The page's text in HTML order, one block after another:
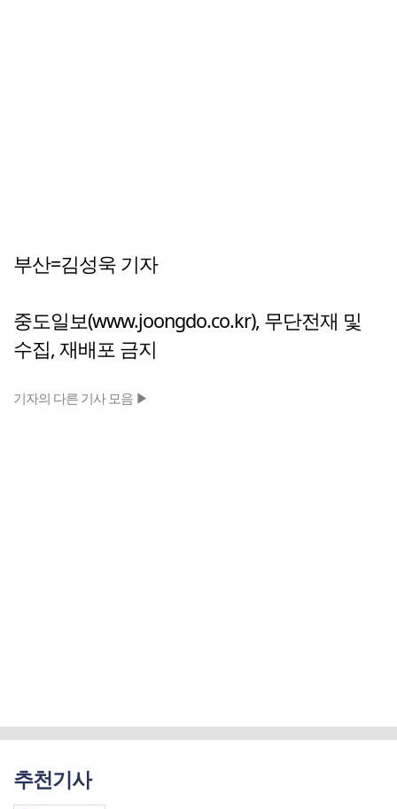
부산=김성욱 기자
중도일보(www.joongdo.co.kr), 무단전재 및
수집, 재배포 금지
기자의 다른 기사 모음 ▶
추천기사